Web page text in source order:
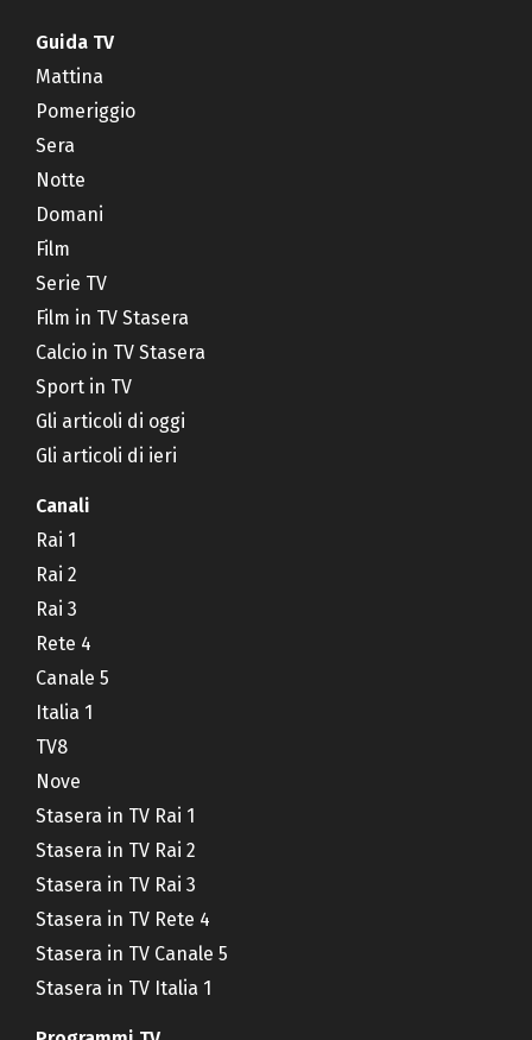
Guida TV
Mattina
Pomeriggio
Sera
Notte
Domani
Film
Serie TV
Film in TV Stasera
Calcio in TV Stasera
Sport in TV
Gli articoli di oggi
Gli articoli di ieri
Canali
Rai 1
Rai 2
Rai 3
Rete 4
Canale 5
Italia 1
TV8
Nove
Stasera in TV Rai 1
Stasera in TV Rai 2
Stasera in TV Rai 3
Stasera in TV Rete 4
Stasera in TV Canale 5
Stasera in TV Italia 1